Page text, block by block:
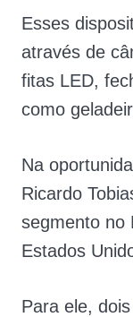
Esses
através de
fitas LED,
como
Na
Ricardo
segmento no
Estados
Para ele,